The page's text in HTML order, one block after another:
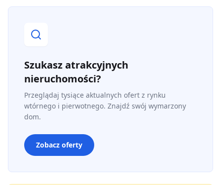
Szukasz atrakcyjnych
nieruchomości?
Przeglądaj tysiące aktualnych ofert z rynku
wtórnego i pierwotnego. Znajdź swój wymarzony
dom.
Zobacz oferty